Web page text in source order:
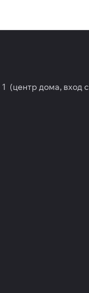
(центр дома, вход с